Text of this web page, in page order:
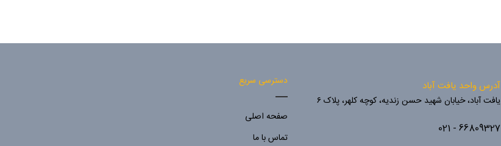
آدرس واحد یافت آباد
یافت آباد، خیابان شهید حسن زندیه، کوچه کلهر، پلاک ۶
66809327 - 021
دسترسی سریع
صفحه اصلی
تماس با ما